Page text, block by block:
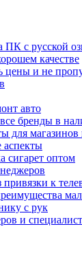
ПК с русской
качестве
и не
авто
бренды в
для магазинов
аспекты
сигарет оптом
к
с рук
и